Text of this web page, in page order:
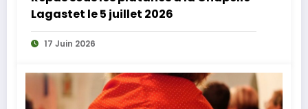
Lagastet le 5 juillet 2026
17 Juin 2026